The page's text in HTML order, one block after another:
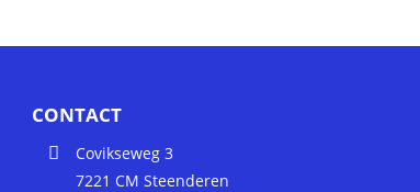
CONTACT
Covikseweg 3
7221 CM Steenderen